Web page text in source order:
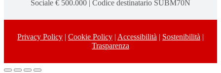
Sociale € 500.000 | Codice destinatario SUBM70N
Privacy Policy | Cookie Policy | Accessibilità | Sostenibilità |
Trasparenza